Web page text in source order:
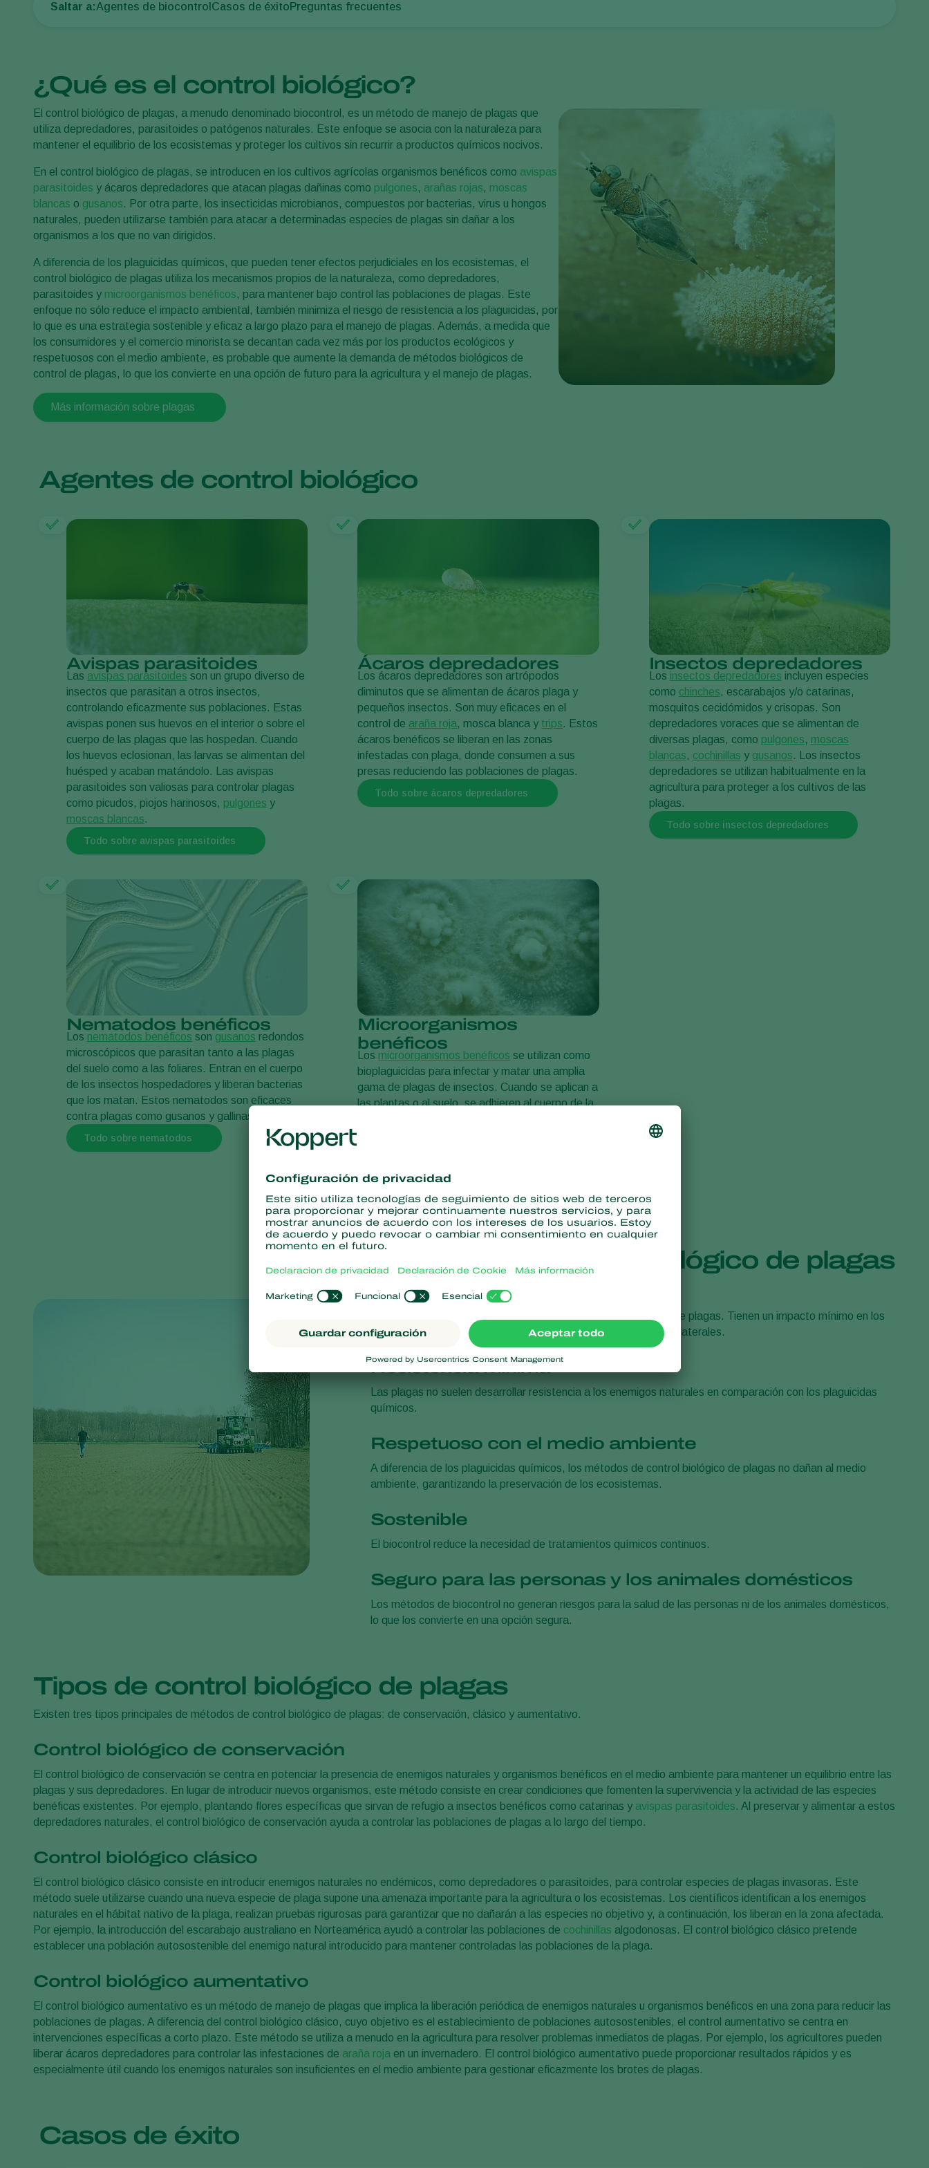
Netherlands
Paraguay
Poland
Portugal
Russia
South Africa
Spain
Sweden
Switzerland
Saltar a:Agentes de biocontrol Casos de éxito Preguntas frecuentes
¿Qué es el control biológico?
El control biológico de plagas, a menudo denominado biocontrol, es un método de manejo de plagas que
utiliza depredadores, parasitoides o patógenos naturales. Este enfoque se asocia con la naturaleza para
mantener el equilibrio de los ecosistemas y proteger los cultivos sin recurrir a productos químicos nocivos.
En el control biológico de plagas, se introducen en los cultivos agrícolas organismos benéficos como avispas
parasitoides y ácaros depredadores que atacan plagas dañinas como pulgones, arañas rojas, moscas
blancas o gusanos. Por otra parte, los insecticidas microbianos, compuestos por bacterias, virus u hongos
naturales, pueden utilizarse también para atacar a determinadas especies de plagas sin dañar a los
organismos a los que no van dirigidos.
A diferencia de los plaguicidas químicos, que pueden tener efectos perjudiciales en los ecosistemas, el
control biológico de plagas utiliza los mecanismos propios de la naturaleza, como depredadores,
parasitoides y microorganismos benéficos, para mantener bajo control las poblaciones de plagas. Este
enfoque no sólo reduce el impacto ambiental, también minimiza el riesgo de resistencia a los plaguicidas, por
lo que es una estrategia sostenible y eficaz a largo plazo para el manejo de plagas. Además, a medida que
los consumidores y el comercio minorista se decantan cada vez más por los productos ecológicos y
respetuosos con el medio ambiente, es probable que aumente la demanda de métodos biológicos de
control de plagas, lo que los convierte en una opción de futuro para la agricultura y el manejo de plagas.
Más información sobre plagas
Agentes de control biológico
Avispas parasitoides
Las avispas parasitoides son un grupo diverso de
insectos que parasitan a otros insectos,
controlando eficazmente sus poblaciones. Estas
avispas ponen sus huevos en el interior o sobre el
cuerpo de las plagas que las hospedan. Cuando
los huevos eclosionan, las larvas se alimentan del
huésped y acaban matándolo. Las avispas
parasitoides son valiosas para controlar plagas
como picudos, piojos harinosos, pulgones y
moscas blancas.
Todo sobre avispas parasitoides
Ácaros depredadores
Los ácaros depredadores son artrópodos
diminutos que se alimentan de ácaros plaga y
pequeños insectos. Son muy eficaces en el
control de araña roja, mosca blanca y trips. Estos
ácaros benéficos se liberan en las zonas
infestadas con plaga, donde consumen a sus
presas reduciendo las poblaciones de plagas.
Todo sobre ácaros depredadores
Insectos depredadores
Los insectos depredadores incluyen especies
como chinches, escarabajos y/o catarinas,
mosquitos cecidómidos y crisopas. Son
depredadores voraces que se alimentan de
diversas plagas, como pulgones, moscas
blancas, cochinillas y gusanos. Los insectos
depredadores se utilizan habitualmente en la
agricultura para proteger a los cultivos de las
plagas.
Todo sobre insectos depredadores
Nematodos benéficos
Los nematodos benéficos son gusanos redondos
microscópicos que parasitan tanto a las plagas
del suelo como a las foliares. Entran en el cuerpo
de los insectos hospedadores y liberan bacterias
que los matan. Estos nematodos son eficaces
contra plagas como gusanos y gallinas ciegas.
Todo sobre nematodos
Microorganismos
benéficos
Los microorganismos benéficos se utilizan como
bioplaguicidas para infectar y matar una amplia
gama de plagas de insectos. Cuando se aplican a
las plantas o al suelo, se adhieren al cuerpo de la
Ventajas del control biológico de plagas
Control selectivo de plagas
Los enemigos naturales sólo atacan a determinadas especies de plagas. Tienen un impacto mínimo en los
organismos a los que no van dirigidos, minimizando los daños colaterales.
Resistencia mínima
Las plagas no suelen desarrollar resistencia a los enemigos naturales en comparación con los plaguicidas
químicos.
Respetuoso con el medio ambiente
A diferencia de los plaguicidas químicos, los métodos de control biológico de plagas no dañan al medio
ambiente, garantizando la preservación de los ecosistemas.
Sostenible
El biocontrol reduce la necesidad de tratamientos químicos continuos.
Seguro para las personas y los animales domésticos
Los métodos de biocontrol no generan riesgos para la salud de las personas ni de los animales domésticos,
lo que los convierte en una opción segura.
Tipos de control biológico de plagas
Existen tres tipos principales de métodos de control biológico de plagas: de conservación, clásico y aumentativo.
Control biológico de conservación
El control biológico de conservación se centra en potenciar la presencia de enemigos naturales y organismos benéficos en el medio ambiente para mantener un equilibrio entre las
plagas y sus depredadores. En lugar de introducir nuevos organismos, este método consiste en crear condiciones que fomenten la supervivencia y la actividad de las especies
benéficas existentes. Por ejemplo, plantando flores específicas que sirvan de refugio a insectos benéficos como catarinas y avispas parasitoides. Al preservar y alimentar a estos
depredadores naturales, el control biológico de conservación ayuda a controlar las poblaciones de plagas a lo largo del tiempo.
Control biológico clásico
El control biológico clásico consiste en introducir enemigos naturales no endémicos, como depredadores o parasitoides, para controlar especies de plagas invasoras. Este
método suele utilizarse cuando una nueva especie de plaga supone una amenaza importante para la agricultura o los ecosistemas. Los científicos identifican a los enemigos
naturales en el hábitat nativo de la plaga, realizan pruebas rigurosas para garantizar que no dañarán a las especies no objetivo y, a continuación, los liberan en la zona afectada.
Por ejemplo, la introducción del escarabajo australiano en Norteamérica ayudó a controlar las poblaciones de cochinillas algodonosas. El control biológico clásico pretende
establecer una población autosostenible del enemigo natural introducido para mantener controladas las poblaciones de la plaga.
Control biológico aumentativo
El control biológico aumentativo es un método de manejo de plagas que implica la liberación periódica de enemigos naturales u organismos benéficos en una zona para reducir las
poblaciones de plagas. A diferencia del control biológico clásico, cuyo objetivo es el establecimiento de poblaciones autosostenibles, el control aumentativo se centra en
intervenciones específicas a corto plazo. Este método se utiliza a menudo en la agricultura para resolver problemas inmediatos de plagas. Por ejemplo, los agricultores pueden
liberar ácaros depredadores para controlar las infestaciones de araña roja en un invernadero. El control biológico aumentativo puede proporcionar resultados rápidos y es
especialmente útil cuando los enemigos naturales son insuficientes en el medio ambiente para gestionar eficazmente los brotes de plagas.
Casos de éxito